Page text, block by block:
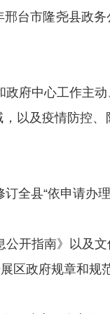
邢台市隆尧县政务
政府中心工作主
，以及疫情防控、
订全县“依申请办
开指南》以及
区政府规章和规